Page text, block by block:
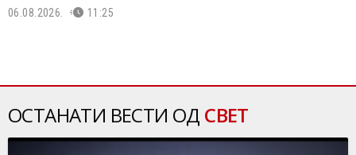
06.08.2026. 11:25
ОСТАНАТИ ВЕСТИ ОД СВЕТ